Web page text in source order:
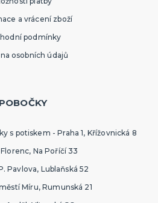
a vrácení zboží
podmínky
osobních údajů
POBOČKY
s potiskem - Praha 1, Křížovnická 8
Florenc, Na Poříčí 33
Pavlova, Lublaňská 52
Míru, Rumunská 21